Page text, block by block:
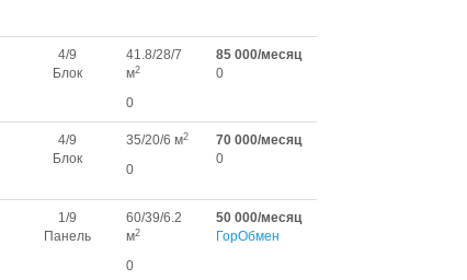
4/9
Блок
41.8/28/7
м2
0
85 000/месяц
0
4/9
Блок
35/20/6 м2
0
70 000/месяц
0
1/9
Панель
60/39/6.2
м2
0
50 000/месяц
ГорОбмен